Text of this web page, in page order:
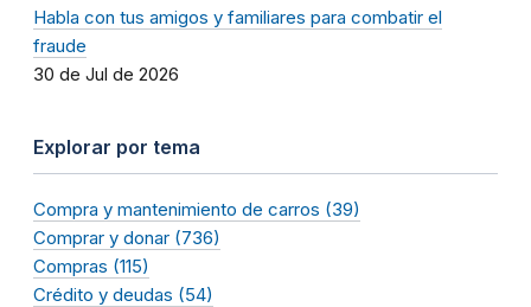
Habla con tus amigos y familiares para combatir el
fraude
30 de Jul de 2026
Explorar por tema
Compra y mantenimiento de carros (39)
Comprar y donar (736)
Compras (115)
Crédito y deudas (54)